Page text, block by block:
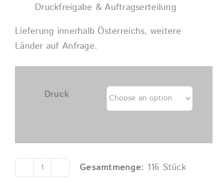
Druckfreigabe & Auftragserteilung
Lieferung innerhalb Österreichs, weitere
Länder auf Anfrage.
Druck
Biertulpe
Gesamtmenge: 116 Stück